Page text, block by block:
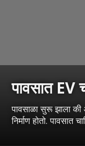
पावसात EV
पावसाळा सुरू झाला की
निर्माण होतो. पावसात